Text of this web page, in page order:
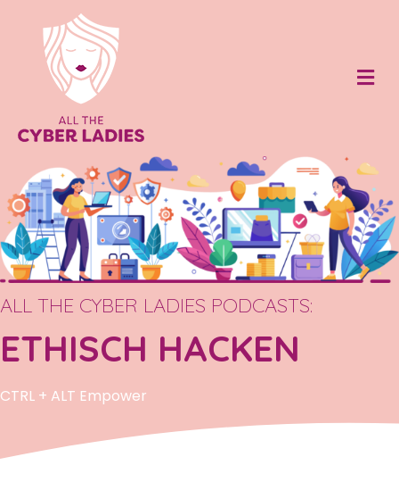
ALL THE CYBER LADIES PODCASTS:
ETHISCH HACKEN
CTRL + ALT Empower